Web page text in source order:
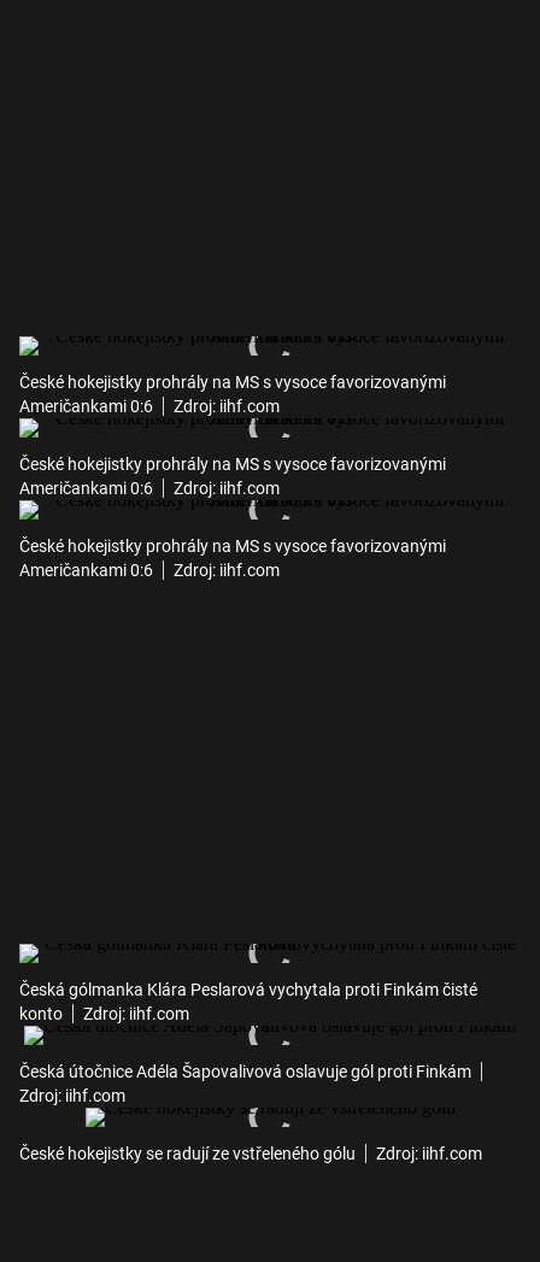
České hokejistky prohrály na MS s vysoce favorizovanými
Američankami 0:6
Zdroj: iihf.com
České hokejistky prohrály na MS s vysoce favorizovanými
Američankami 0:6
Zdroj: iihf.com
České hokejistky prohrály na MS s vysoce favorizovanými
Američankami 0:6
Zdroj: iihf.com
Česká gólmanka Klára Peslarová vychytala proti Finkám čisté
konto
Zdroj: iihf.com
Česká útočnice Adéla Šapovalivová oslavuje gól proti Finkám
Zdroj: iihf.com
České hokejistky se radují ze vstřeleného gólu Zdroj: iihf.com